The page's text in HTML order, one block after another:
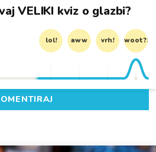
VELIKI kviz o glazbi?
lol! aww vrh! woot?!